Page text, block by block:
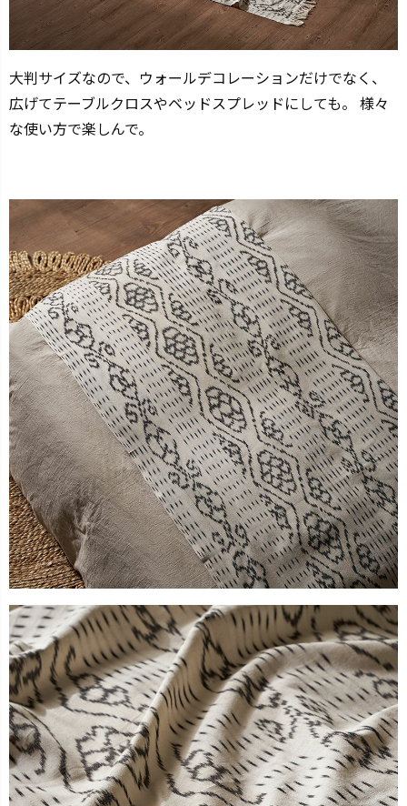
大判サイズなので、ウォールデコレーションだけでなく、
広げてテーブルクロスやベッドスプレッドにしても。 様々
な使い方で楽しんで。